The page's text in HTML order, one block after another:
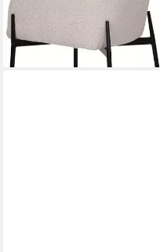
-60%
lieferbar - in 6-8 Werktagen bei dir